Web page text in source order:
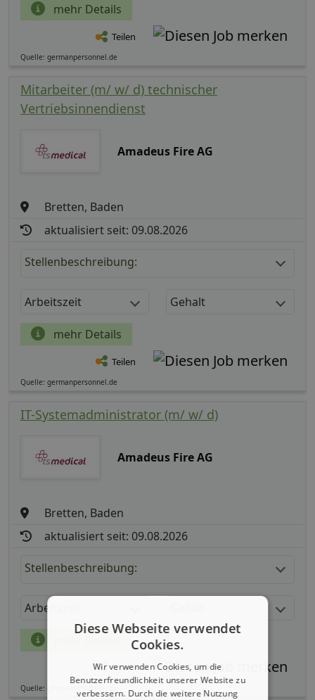
mehr Details
Teilen
Quelle: germanpersonnel.de
Mitarbeiter (m/ w/ d) technischer
Vertriebsinnendienst
Amadeus Fire AG
Bretten, Baden
aktualisiert seit: 09.08.2026
Stellenbeschreibung:
Arbeitszeit Gehalt
mehr Details
Teilen
Quelle: germanpersonnel.de
IT-Systemadministrator (m/ w/ d)
Amadeus Fire AG
Bretten, Baden
aktualisiert seit: 09.08.2026
Stellenbeschreibung:
Arbeitszeit
Teilen
Quelle: germanpersonnel.de
Diese Webseite verwendet
Cookies.
Wir verwenden Cookies, um die
Benutzerfreundlichkeit unserer Website zu
verbessern. Durch die weitere Nutzung